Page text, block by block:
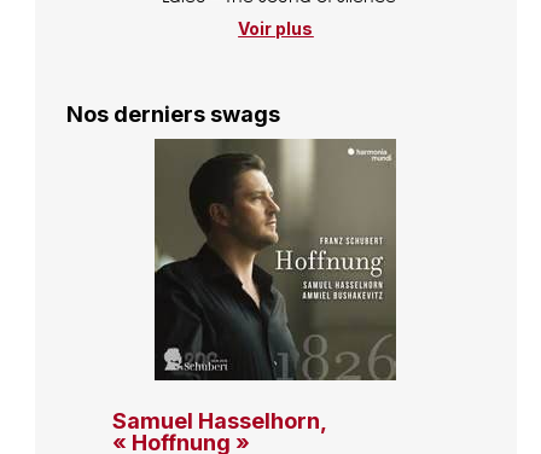
Voir plus
Nos derniers swags
Samuel Hasselhorn,
« Hoffnung »